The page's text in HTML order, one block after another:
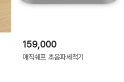
159,000
매직쉐프 초음파세척기